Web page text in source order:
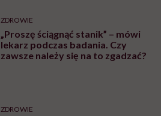
ZDROWIE
„Proszę ściągnąć stanik” – mówi
lekarz podczas badania. Czy
zawsze należy się na to zgadzać?
ZDROWIE